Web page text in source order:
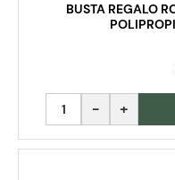
BUSTA REGALO
Quantità